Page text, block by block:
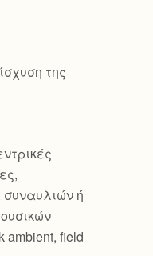
της
ή
ambient, field